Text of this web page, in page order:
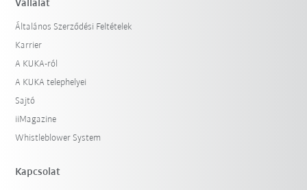
Vállalat
Általános Szerződési Feltételek
Karrier
A KUKA-ról
A KUKA telephelyei
Sajtó
iiMagazine
Whistleblower System
Kapcsolat